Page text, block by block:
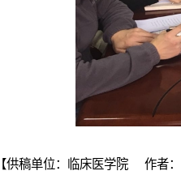
【供稿单位：临床医学院 作